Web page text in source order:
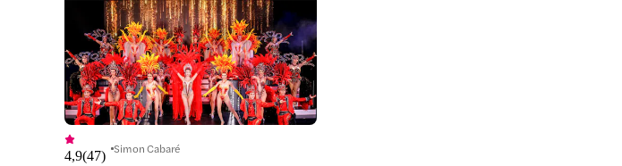
4,9(47) Simon Cabaré